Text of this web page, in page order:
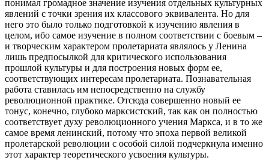
понимал громадное значение изучения отдельных культурных
явлений с точки зрения их классового эквивалента. Но для
него это было только подготовкой к изучению явления в
целом, ибо самое изучение в полном соответствии с боевым –
и творческим характером пролетариата являлось у Ленина
лишь предпосылкой для критического использования
прошлой культуры и для построения новых форм ее,
соответствующих интересам пролетариата. Познавательная
работа ставилась им непосредственно на службу
революционной практике. Отсюда совершенно новый ее
тонус, конечно, глубоко марксистский, так как он полностью
соответствует духу революционного учения Маркса, и в то же
самое время ленинский, потому что эпоха первой великой
пролетарской революции с особой силой подчеркнула именно
этот характер теоретического усвоения культуры.